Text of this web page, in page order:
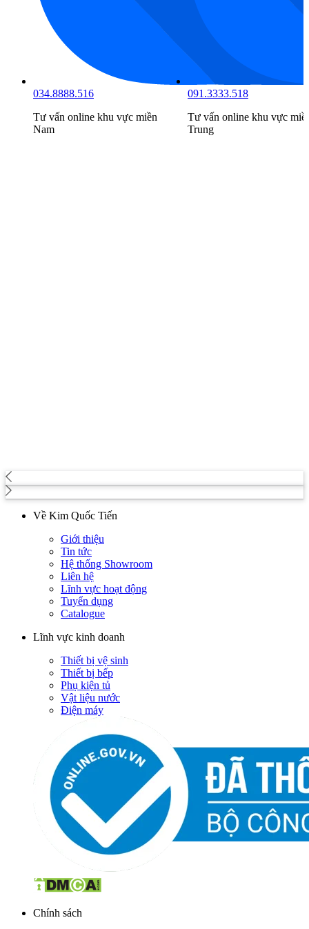
091.3333.518
Tư vấn online khu vực miền
Trung
098.6666.519
Tư vấn online khu vực
Bắc
Về Kim Quốc Tiến
Giới thiệu
Tin tức
Hệ thống Showroom
Liên hệ
Lĩnh vực hoạt động
Tuyển dụng
Catalogue
Lĩnh vực kinh doanh
Thiết bị vệ sinh
Thiết bị bếp
Phụ kiện tủ
Vật liệu nước
Điện máy
Chính sách